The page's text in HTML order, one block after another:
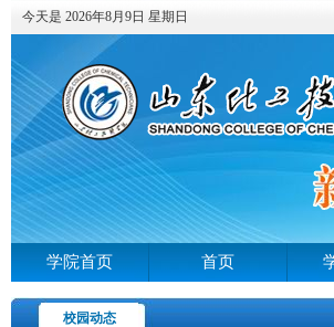
今天是 2026年8月9日 星期日
学院首页 首页
校园动态